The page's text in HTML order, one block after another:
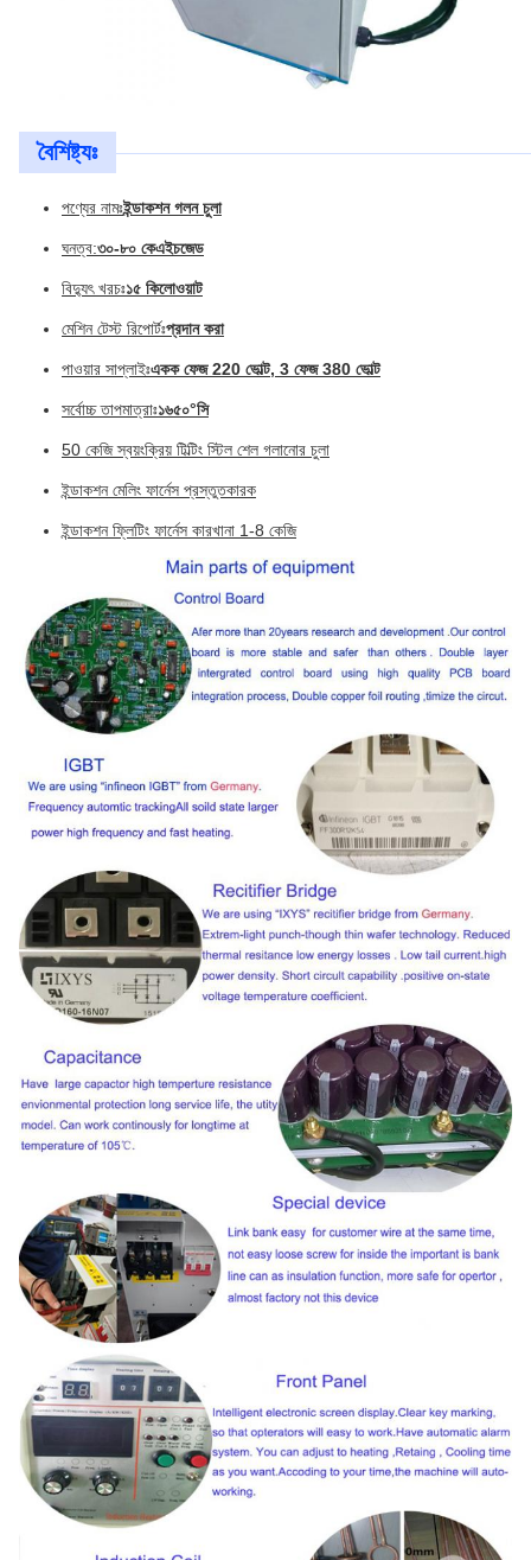
বৈশিষ্ট্যঃ
পণ্যের নামঃইন্ডাকশন গলন চুলা
ঘনত্ব:৩০-৮০ কেএইচজেড
বিদ্যুৎ খরচঃ১৫ কিলোওয়াট
মেশিন টেস্ট রিপোর্টঃপ্রদান করা
পাওয়ার সাপ্লাইঃএকক ফেজ 220 ভোল্ট, 3 ফেজ 380 ভোল্ট
সর্বোচ্চ তাপমাত্রাঃ১৬৫০°সি
50 কেজি স্বয়ংক্রিয় টিল্টিং স্টিল শেল গলানোর চুলা
ইন্ডাকশন মেলিং ফার্নেস প্রস্তুতকারক
ইন্ডাকশন ফ্লিটিং ফার্নেস কারখানা 1-8 কেজি